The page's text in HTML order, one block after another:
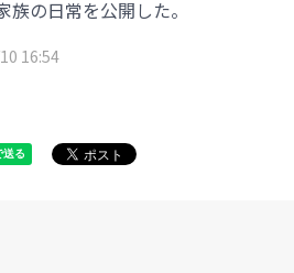
の日常を公開した。
16:54